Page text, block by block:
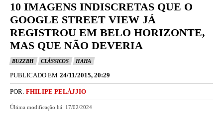
10 IMAGENS INDISCRETAS QUE O
GOOGLE STREET VIEW JÁ
REGISTROU EM BELO HORIZONTE,
MAS QUE NÃO DEVERIA
BUZZBH CLÁSSICOS HAHA
PUBLICADO EM 24/11/2015, 20:29
POR: FHILIPE PELÁJJIO
Última modificação há: 17/02/2024